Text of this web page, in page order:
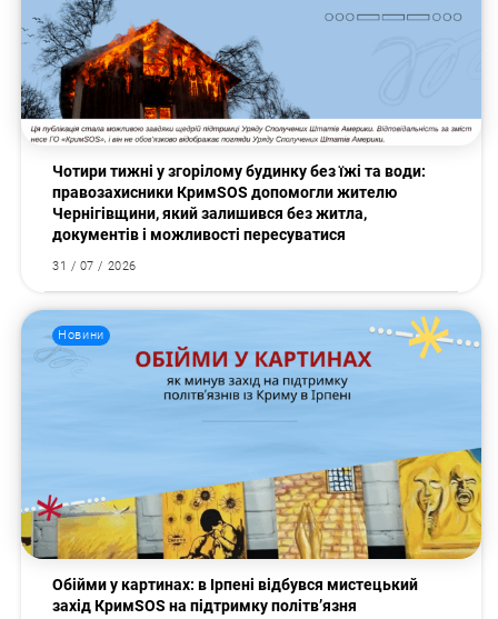
Пошук за запитом:
Чотири тижні у згорілому будинку без їжі та води:
правозахисники КримSOS допомогли жителю
Чернігівщини, який залишився без житла,
документів і можливості пересуватися
31 / 07 / 2026
Новини
Обійми у картинах: в Ірпені відбувся мистецький
захід КримSOS на підтримку політв’язня